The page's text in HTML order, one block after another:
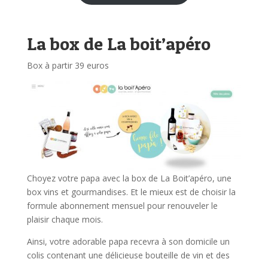
La box de La boit’apéro
Box à partir 39 euros
Choyez votre papa avec la box de La Boit’apéro, une
box vins et gourmandises. Et le mieux est de choisir la
formule abonnement mensuel pour renouveler le
plaisir chaque mois.
Ainsi, votre adorable papa recevra à son domicile un
colis contenant une délicieuse bouteille de vin et des